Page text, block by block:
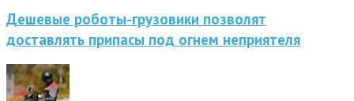
Дешевые роботы-грузовики позволят
доставлять припасы под огнем неприятеля